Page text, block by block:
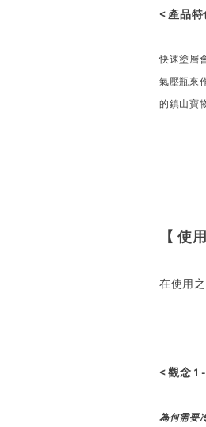
< 產品
快速塗層
氣壓瓶來
的鎮山寶
【 使
在使用
< 觀念 1
為何需要